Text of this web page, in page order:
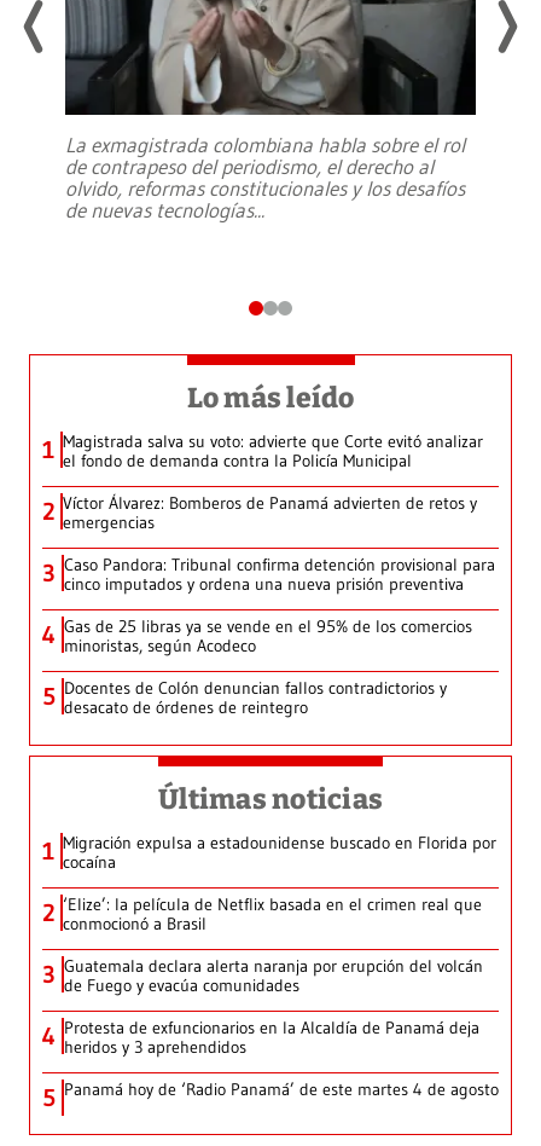
La exmagistrada colombiana habla sobre el rol
de contrapeso del periodismo, el derecho al
olvido, reformas constitucionales y los desafíos
de nuevas tecnologías...
Lo más leído
1 Magistrada salva su voto: advierte que Corte evitó analizar
el fondo de demanda contra la Policía Municipal
2 Víctor Álvarez: Bomberos de Panamá advierten de retos y
emergencias
3 Caso Pandora: Tribunal confirma detención provisional para
cinco imputados y ordena una nueva prisión preventiva
4 Gas de 25 libras ya se vende en el 95% de los comercios
minoristas, según Acodeco
5 Docentes de Colón denuncian fallos contradictorios y
desacato de órdenes de reintegro
Últimas noticias
1 Migración expulsa a estadounidense buscado en Florida por
cocaína
2 ‘Elize’: la película de Netflix basada en el crimen real que
conmocionó a Brasil
3 Guatemala declara alerta naranja por erupción del volcán
de Fuego y evacúa comunidades
4 Protesta de exfuncionarios en la Alcaldía de Panamá deja
heridos y 3 aprehendidos
5 Panamá hoy de ‘Radio Panamá’ de este martes 4 de agosto